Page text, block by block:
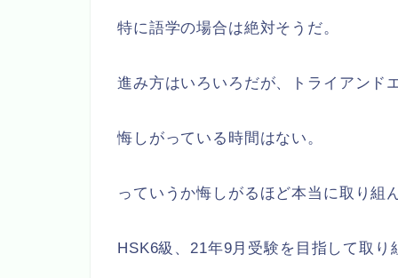
特に語学の場合は絶対そうだ。
進み方はいろいろだが、トライアンド
悔しがっている時間はない。
っていうか悔しがるほど本当に取り組
HSK6級、21年9月受験を目指して取り